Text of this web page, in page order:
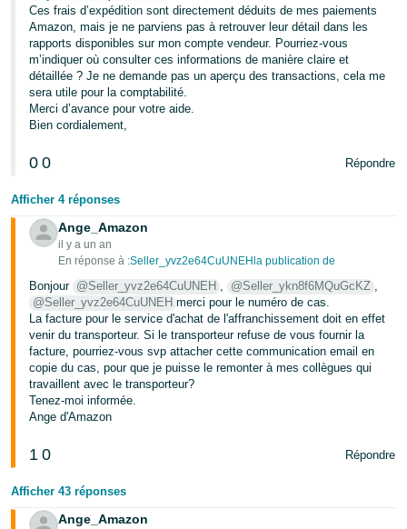
- ES
English
- FR
Ces frais d’expédition sont directement déduits de mes paiements
Amazon, mais je ne parviens pas à retrouver leur détail dans les
rapports disponibles sur mon compte vendeur. Pourriez-vous
m’indiquer où consulter ces informations de manière claire et
détaillée ? Je ne demande pas un aperçu des transactions, cela me
sera utile pour la comptabilité.
Merci d’avance pour votre aide.
Bien cordialement,
0 0 Répondre
Afficher 4 réponses
Ange_Amazon
il y a un an
En réponse à :Seller_yvz2e64CuUNEHla publication de
Bonjour @Seller_yvz2e64CuUNEH , @Seller_ykn8f6MQuGcKZ ,
@Seller_yvz2e64CuUNEH merci pour le numéro de cas.
La facture pour le service d'achat de l'affranchissement doit en effet
venir du transporteur. Si le transporteur refuse de vous fournir la
facture, pourriez-vous svp attacher cette communication email en
copie du cas, pour que je puisse le remonter à mes collègues qui
travaillent avec le transporteur?
Tenez-moi informée.
Ange d'Amazon
1 0 Répondre
Afficher 43 réponses
Ange_Amazon